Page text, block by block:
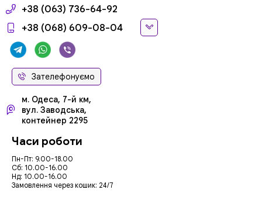
+38 (063) 736-64-92
+38 (068) 609-08-04
Зателефонуємо
м. Одеса, 7-й км,
вул. Заводська,
контейнер 2295
Часи роботи
Пн-Пт: 9.00-18.00
Сб: 10.00-16.00
Нд: 10.00-16.00
Замовлення через кошик: 24/7